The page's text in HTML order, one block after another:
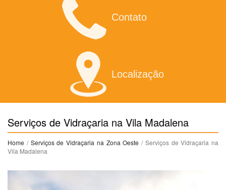
Contato
Localização
Serviços de Vidraçaria na Vila Madalena
Home / Serviços de Vidraçaria na Zona Oeste / Serviços de Vidraçaria na
Vila Madalena